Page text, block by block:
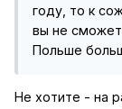
году, то к
вы не
Польше
Не хотите - на